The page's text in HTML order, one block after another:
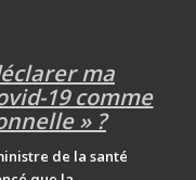
ma
19 comme
» ?
de la santé